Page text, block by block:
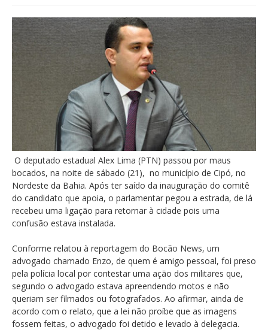
O deputado estadual Alex Lima (PTN) passou por maus
bocados, na noite de sábado (21), no município de Cipó, no
Nordeste da Bahia. Após ter saído da inauguração do comitê
do candidato que apoia, o parlamentar pegou a estrada, de lá
recebeu uma ligação para retornar à cidade pois uma
confusão estava instalada.
Conforme relatou à reportagem do Bocão News, um
advogado chamado Enzo, de quem é amigo pessoal, foi preso
pela polícia local por contestar uma ação dos militares que,
segundo o advogado estava apreendendo motos e não
queriam ser filmados ou fotografados. Ao afirmar, ainda de
acordo com o relato, que a lei não proíbe que as imagens
fossem feitas, o advogado foi detido e levado à delegacia.